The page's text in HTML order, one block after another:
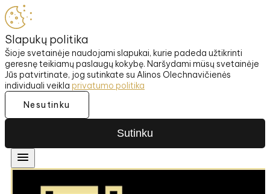
Slapukų politika
Šioje svetainėje naudojami slapukai, kurie padeda užtikrinti
geresnę teikiamų paslaugų kokybę. Naršydami müsų svetainėje
Jūs patvirtinate, jog sutinkate su Alinos Olechnavičienės
individuali veikla privatumo politika
Nesutinku
Sutinku